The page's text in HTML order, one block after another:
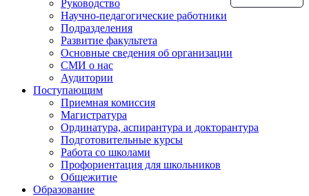
Руководство
Научно-педагогические работники
Подразделения
Развитие факультета
Основные сведения об организации
СМИ о нас
Аудитории
Поступающим
Приемная комиссия
Магистратура
Ординатура, аспирантура и докторантура
Подготовительные курсы
Работа со школами
Профориентация для школьников
Общежитие
Образование